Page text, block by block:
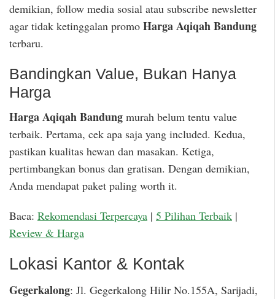
demikian, follow media sosial atau subscribe newsletter
agar tidak ketinggalan promo Harga Aqiqah Bandung
terbaru.
Bandingkan Value, Bukan Hanya
Harga
Harga Aqiqah Bandung murah belum tentu value
terbaik. Pertama, cek apa saja yang included. Kedua,
pastikan kualitas hewan dan masakan. Ketiga,
pertimbangkan bonus dan gratisan. Dengan demikian,
Anda mendapat paket paling worth it.
Baca: Rekomendasi Terpercaya | 5 Pilihan Terbaik |
Review & Harga
Lokasi Kantor & Kontak
Gegerkalong: Jl. Gegerkalong Hilir No.155A, Sarijadi,